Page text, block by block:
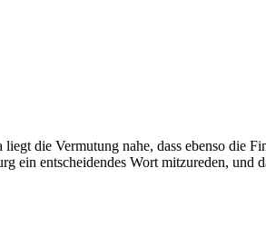
die Vermutung nahe, dass ebenso die
ein entscheidendes Wort mitzureden, und